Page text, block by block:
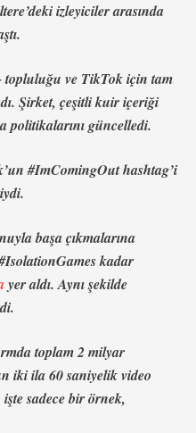
izleyiciler arasında
ve TikTok için tam
Şirket, çeşitli kuir içeriği
politikalarını güncelledi.
#ImComingOut hashtag’i
başa çıkmalarına
kadar
yer aldı. Aynı şekilde
toplam 2 milyar
iki ila 60 saniyelik video
sadece bir örnek,